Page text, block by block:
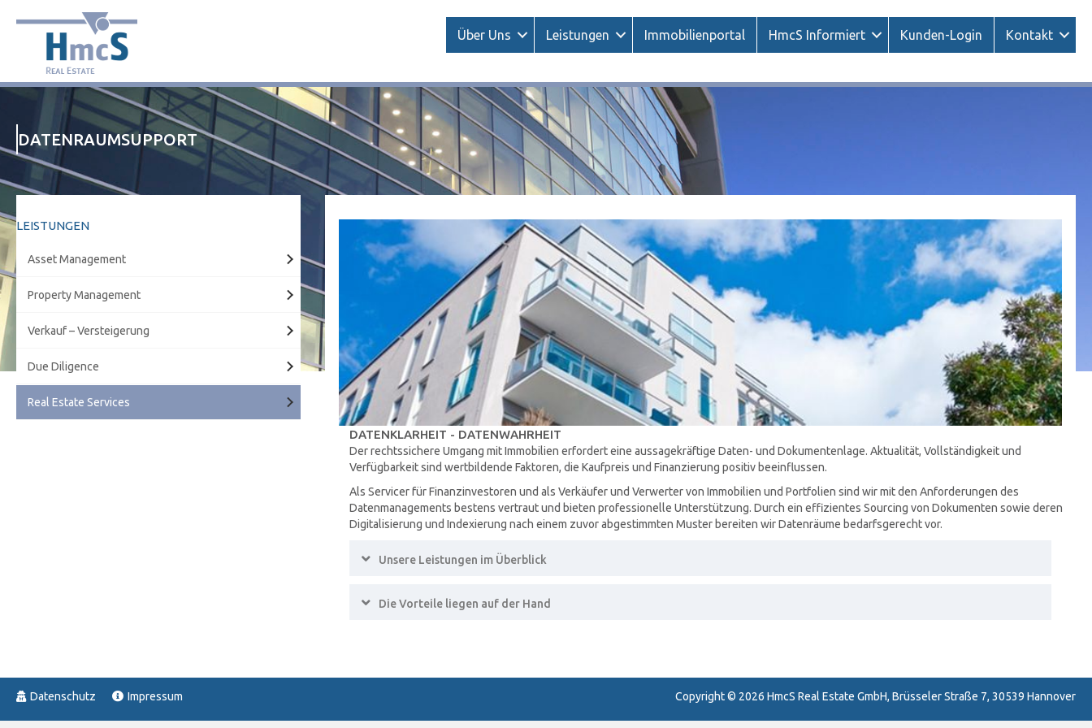
Über Uns Leistungen Immobilienportal HmcS Informiert Kunden-Login Kontakt
DATENRAUMSUPPORT
LEISTUNGEN
Αsset Μanagement
Property Management
Verkauf – Versteigerung
Due Diligence
Real Estate Services
DATENKLARHEIT - DATENWAHRHEIT
Der rechtssichere Umgang mit Immobilien erfordert eine aussagekräftige Daten- und Dokumentenlage. Aktualität, Vollständigkeit und
Verfügbarkeit sind wertbildende Faktoren, die Kaufpreis und Finanzierung positiv beeinflussen.
Als Servicer für Finanzinvestoren und als Verkäufer und Verwerter von Immobilien und Portfolien sind wir mit den Anforderungen des
Datenmanagements bestens vertraut und bieten professionelle Unterstützung. Durch ein effizientes Sourcing von Dokumenten sowie deren
Digitalisierung und Indexierung nach einem zuvor abgestimmten Muster bereiten wir Datenräume bedarfsgerecht vor.
Expand
Unsere Leistungen im Überblick
Expand
Die Vorteile liegen auf der Hand
Datenschutz Impressum Copyright © 2026 HmcS Real Estate GmbH, Brüsseler Straße 7, 30539 Hannover